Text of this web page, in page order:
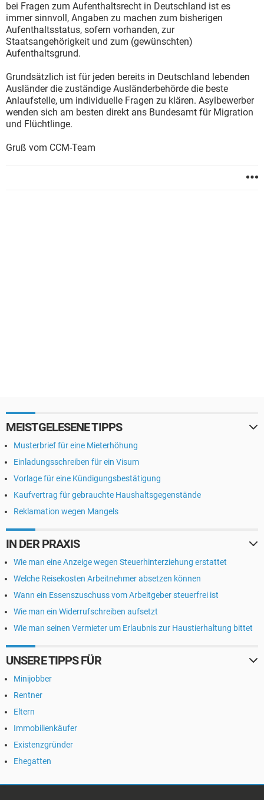
bei Fragen zum Aufenthaltsrecht in Deutschland ist es
immer sinnvoll, Angaben zu machen zum bisherigen
Aufenthaltsstatus, sofern vorhanden, zur
Staatsangehörigkeit und zum (gewünschten)
Aufenthaltsgrund.
Grundsätzlich ist für jeden bereits in Deutschland lebenden
Ausländer die zuständige Ausländerbehörde die beste
Anlaufstelle, um individuelle Fragen zu klären. Asylbewerber
wenden sich am besten direkt ans Bundesamt für Migration
und Flüchtlinge.
Gruß vom CCM-Team
MEISTGELESENE TIPPS
Musterbrief für eine Mieterhöhung
Einladungsschreiben für ein Visum
Vorlage für eine Kündigungsbestätigung
Kaufvertrag für gebrauchte Haushaltsgegenstände
Reklamation wegen Mangels
IN DER PRAXIS
Wie man eine Anzeige wegen Steuerhinterziehung erstattet
Welche Reisekosten Arbeitnehmer absetzen können
Wann ein Essenszuschuss vom Arbeitgeber steuerfrei ist
Wie man ein Widerrufschreiben aufsetzt
Wie man seinen Vermieter um Erlaubnis zur Haustierhaltung bittet
UNSERE TIPPS FÜR
Minijobber
Rentner
Eltern
Immobilienkäufer
Existenzgründer
Ehegatten